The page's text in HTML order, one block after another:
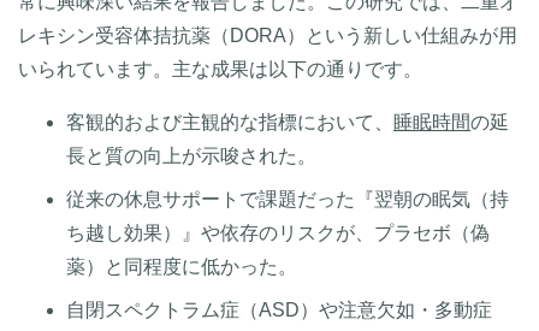
レキシン受容体拮抗薬（DORA）という新しい仕組みが用
いられています。主な成果は以下の通りです。
客観的および主観的な指標において、 睡眠時間の延
長と質の向上が示唆された。
従来の休息サポートで課題だった『翌朝の眠気（持
ち越し効果）』や依存のリスクが、プラセボ（偽
薬）と同程度に低かった。
自閉スペクトラム症（ASD）や注意欠如・多動症